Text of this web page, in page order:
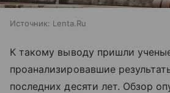
Источник: Lenta.Ru
К такому выводу пришли
проанализировавшие
последних десяти лет. Обзор